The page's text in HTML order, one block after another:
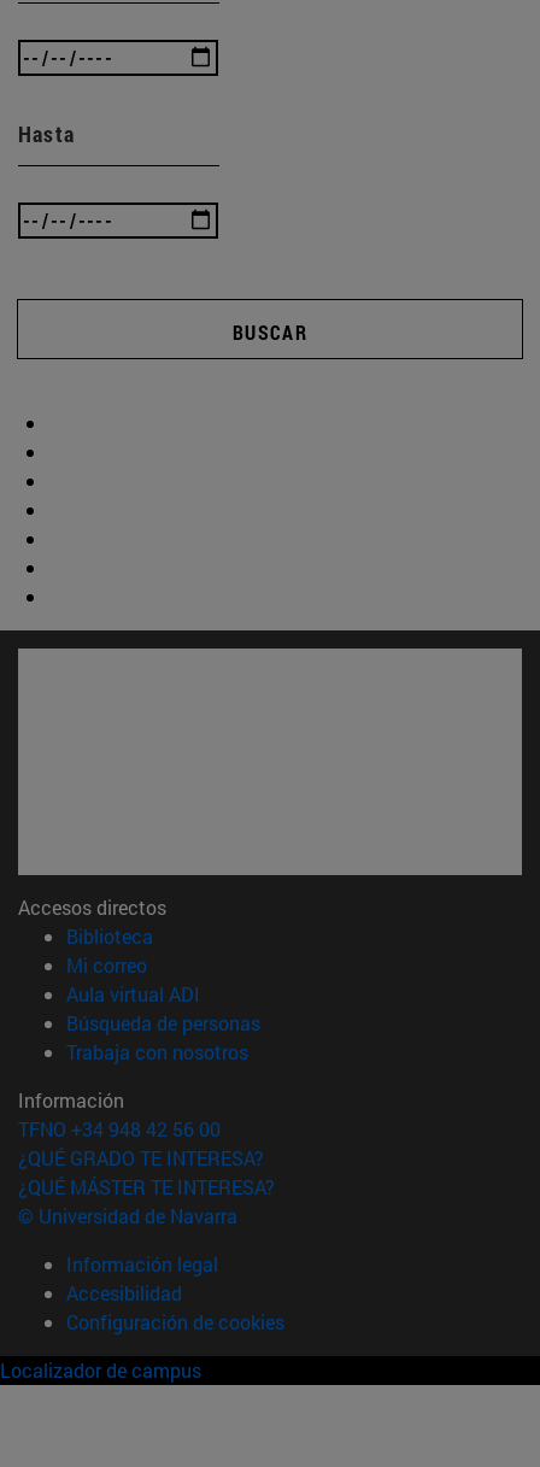
Hasta
BUSCAR
Accesos directos
Biblioteca
Mi correo(abre en nueva ventana)
Aula virtual ADI
Búsqueda de personas(abre en nueva ventana)
Trabaja con nosotros(abre en nueva ventana)
Información
TFNO +34 948 42 56 00
¿QUÉ GRADO TE INTERESA?
¿QUÉ MÁSTER TE INTERESA?
© Universidad de Navarra
Información legal
Accesibilidad
Configuración de cookies
Localizador de campus